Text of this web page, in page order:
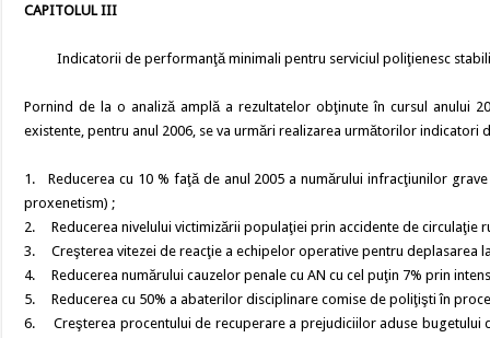
CAPITOLUL III
Indicatorii de performanţă minimali pentru serviciul poliţienesc
Pornind de la o analiză amplă a rezultatelor obţinute în cursul anului
existente, pentru anul 2006, se va urmări realizarea următorilor
1. Reducerea cu 10 % faţă de anul 2005 a numărului infracţiunilor
proxenetism) ;
2. Reducerea nivelului victimizării populaţiei prin accidente de circulaţie
3. Creşterea vitezei de reacţie a echipelor operative pentru deplasarea
4. Reducerea numărului cauzelor penale cu AN cu cel puţin 7% prin
5. Reducerea cu 50% a abaterilor disciplinare comise de poliţişti în
6. Creşterea procentului de recuperare a prejudiciilor aduse bugetului